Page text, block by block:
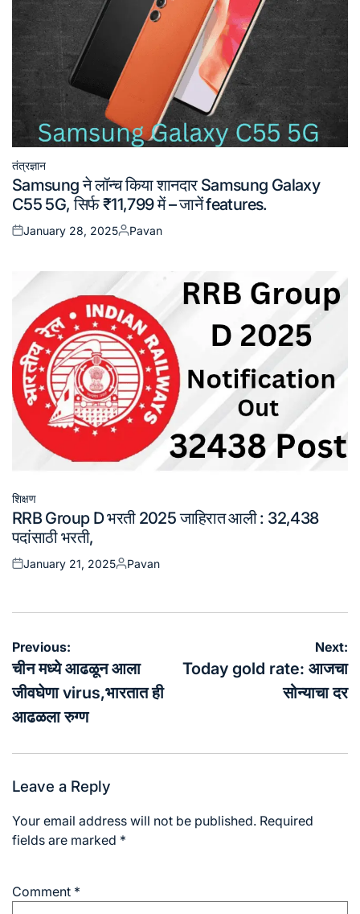
Posted
in
तंत्रज्ञान
Samsung ने लॉन्च किया शानदार Samsung Galaxy
C55 5G, सिर्फ ₹11,799 में – जानें features.
Posted
January 28, 2025
Posted
Pavan
Posted
in
शिक्षण
RRB Group D भरती 2025 जाहिरात आली : 32,438
पदांसाठी भरती,
Posted
January 21, 2025
Posted
Pavan
Post
navigation
Previous:
चीन मध्ये आढळून आला
जीवघेणा virus,भारतात ही
आढळला रुग्ण
Next:
Today gold rate: आजचा
सोन्याचा दर
Leave a Reply
Your email address will not be published. Required
fields are marked *
Comment *